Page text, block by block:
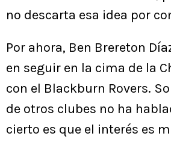
no descarta esa idea por
Por ahora, Ben Brereton
en seguir en la cima de la
con el Blackburn Rovers.
de otros clubes no ha
cierto es que el interés es